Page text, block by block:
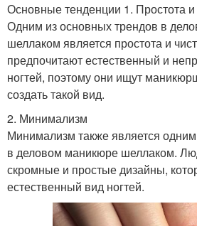
Основные тенденции 1. Простота и
Одним из основных трендов в
шеллаком является простота и
предпочитают естественный и
ногтей, поэтому они ищут
создать такой вид.
2. Минимализм
Минимализм также является
в деловом маникюре шеллаком.
скромные и простые дизайны,
естественный вид ногтей.